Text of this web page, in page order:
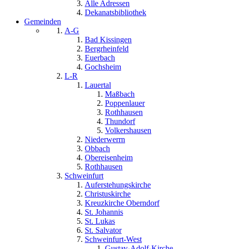
Alle Adressen
Dekanatsbibliothek
Gemeinden
A-G
Bad Kissingen
Bergrheinfeld
Euerbach
Gochsheim
L-R
Lauertal
Maßbach
Poppenlauer
Rothhausen
Thundorf
Volkershausen
Niederwerrn
Obbach
Obereisenheim
Rothhausen
Schweinfurt
Auferstehungskirche
Christuskirche
Kreuzkirche Oberndorf
St. Johannis
St. Lukas
St. Salvator
Schweinfurt-West